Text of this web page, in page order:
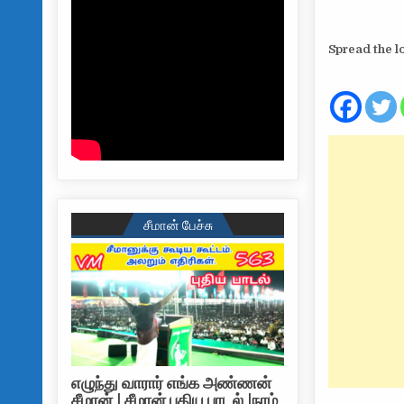
Spread the
சீமான் பேச்சு
எழுந்து வாரார் எங்க அண்ணன்
சீமான் | சீமான் புதிய பாடல் |நாம்